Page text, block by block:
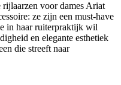
rijlaarzen voor dames Ariat
ze zijn een must-have
in haar ruiterpraktijk wil
en elegante esthetiek
die streeft naar